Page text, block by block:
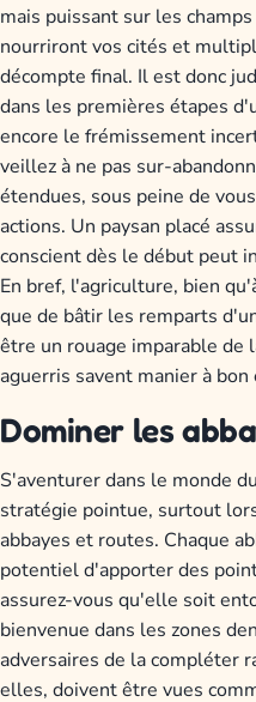
mais puissant sur les
nourriront vos cités et
décompte final. Il est donc
dans les premières étapes
encore le frémissement
veillez à ne pas sur-
étendues, sous peine de
actions. Un paysan placé
conscient dès le début peut
En bref, l'agriculture, bien
que de bâtir les remparts
être un rouage imparable de
aguerris savent manier à bon
Dominer les
S'aventurer dans le monde
stratégie pointue, surtout
abbayes et routes. Chaque
potentiel d'apporter des
assurez-vous qu'elle soit
bienvenue dans les zones
adversaires de la compléter
elles, doivent être vues